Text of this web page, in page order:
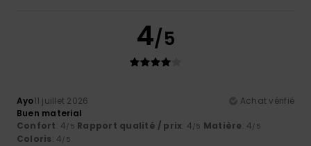
4/5
Ayo11 juillet 2026
Achat vérifié
Buen material
Confort: 4/5 Rapport qualité / prix: 4/5 Matière: 4/5
Coloris: 4/5